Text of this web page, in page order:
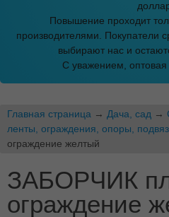
Повышение проходит
производителями. Покупатели
выбирают нас и
С уважением,
Главная страница → Дача, сад →
ленты, ограждения, опоры,
ограждение желтый
ЗАБОРЧИК
ограждение